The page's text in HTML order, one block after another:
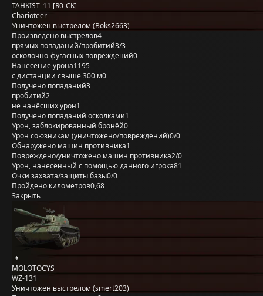
TAHKIST_11 [R0-CK]
Charioteer
Уничтожен выстрелом (Boks2663)
Произведено выстрелов4
прямых попаданий/пробитий3/3
осколочно-фугасных повреждений0
Нанесение урона1195
с дистанции свыше 300 м0
Получено попаданий3
пробитий2
не нанёсших урон1
Получено попаданий осколками1
Урон, заблокированный бронёй0
Урон союзникам (уничтожено/повреждений)0/0
Обнаружено машин противника1
Повреждено/уничтожено машин противника2/0
Урон, нанесённый с помощью данного игрока81
Очки захвата/защиты базы0/0
Пройдено километров0,68
Закрыть
MOLOTOCYS
WZ-131
Уничтожен выстрелом (smert203)